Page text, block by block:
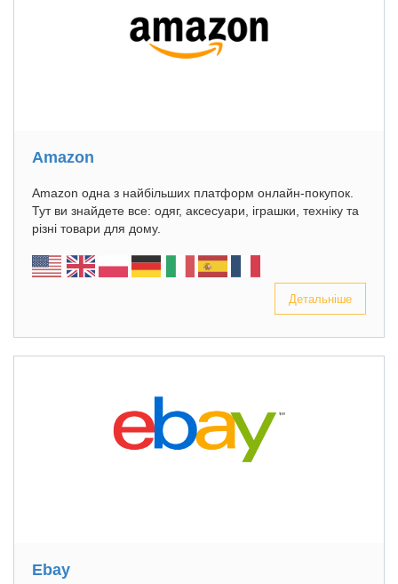
Amazon
Amazon одна з найбільших платформ онлайн-покупок.
Тут ви знайдете все: одяг, аксесуари, іграшки, техніку та
різні товари для дому.
Детальніше
Ebay